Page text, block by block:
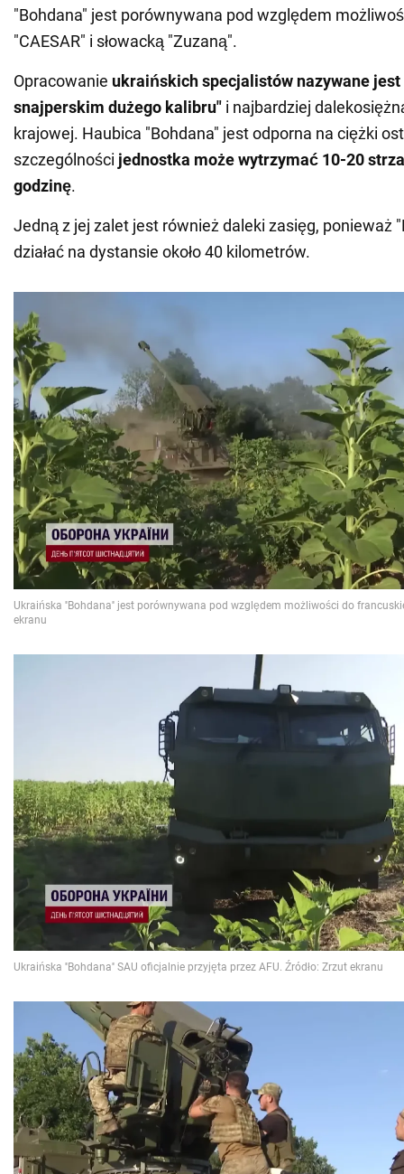
"Bohdana" jest porównywana pod względem
"CAESAR" i słowacką "Zuzaną".
Opracowanie ukraińskich specjalistów nazywane
snajperskim dużego kalibru" i najbardziej
krajowej. Haubica "Bohdana" jest odporna na ciężki
szczególności jednostka może wytrzymać 10-20
godzinę.
Jedną z jej zalet jest również daleki zasięg, ponieważ
działać na dystansie około 40 kilometrów.